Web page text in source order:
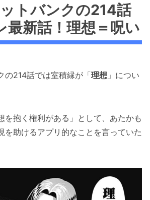
トバンクの214話
最新話！理想＝呪い
の214話では室積縁が「理想 」につい
を抱く権利がある」として、あたかも
を助けるアプリ的なことを言っていた